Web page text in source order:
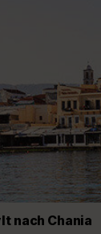
nach Chania